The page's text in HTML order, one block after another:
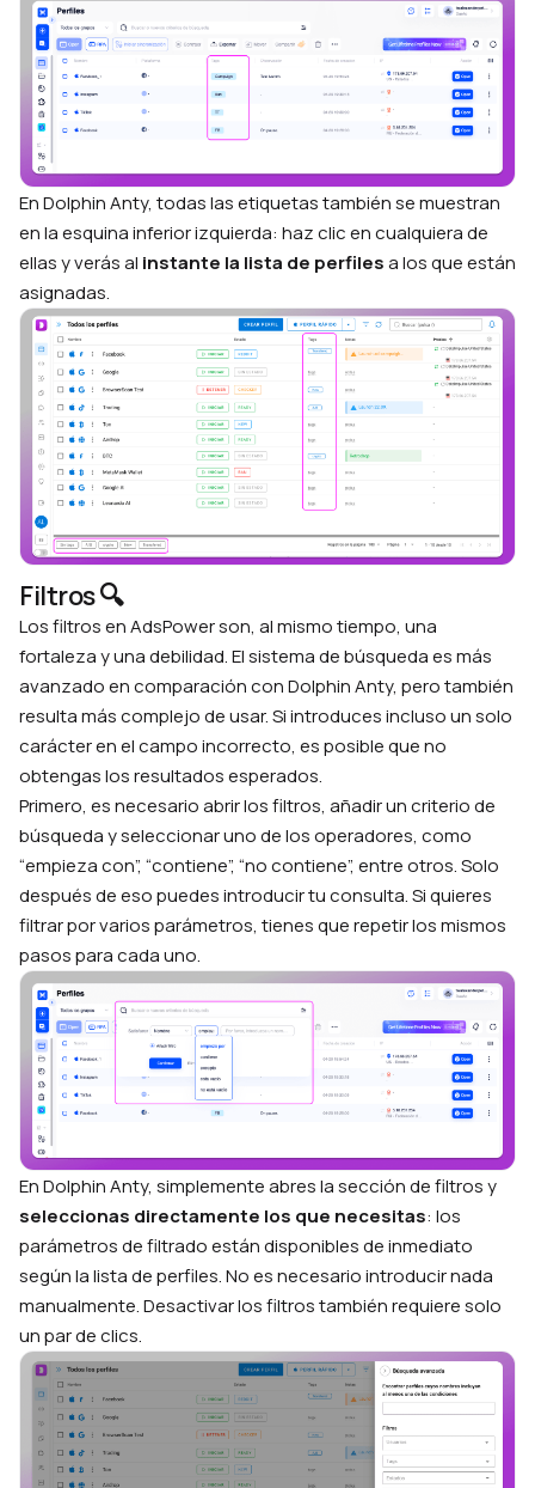
En Dolphin Anty, todas las etiquetas también se muestran
en la esquina inferior izquierda: haz clic en cualquiera de
ellas y verás al instante la lista de perfilesa los que están
asignadas.
Filtros 🔍
Los filtros en AdsPower son, al mismo tiempo, una
fortaleza y una debilidad. El sistema de búsqueda es más
avanzado en comparación con Dolphin Anty, pero también
resulta más complejo de usar. Si introduces incluso un solo
carácter en el campo incorrecto, es posible que no
obtengas los resultados esperados.
Primero, es necesario abrir los filtros, añadir un criterio de
búsqueda y seleccionar uno de los operadores, como
“empieza con”, “contiene”, “no contiene”, entre otros. Solo
después de eso puedes introducir tu consulta. Si quieres
filtrar por varios parámetros, tienes que repetir los mismos
pasos para cada uno.
En Dolphin Anty, simplemente abres la sección de filtros y
seleccionas directamente los que necesitas: los
parámetros de filtrado están disponibles de inmediato
según la lista de perfiles. No es necesario introducir nada
manualmente. Desactivar los filtros también requiere solo
un par de clics.